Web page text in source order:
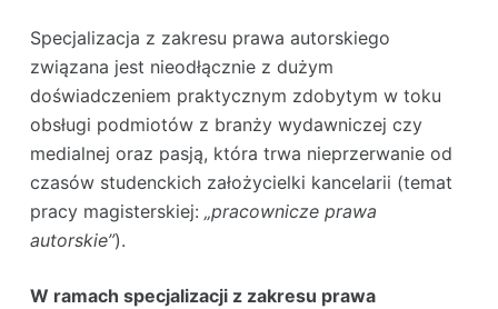
Specjalizacja z zakresu prawa autorskiego
związana jest nieodłącznie z dużym
doświadczeniem praktycznym zdobytym w toku
obsługi podmiotów z branży wydawniczej czy
medialnej oraz pasją, która trwa nieprzerwanie od
czasów studenckich założycielki kancelarii (temat
pracy magisterskiej: „pracownicze prawa
autorskie”).
W ramach specjalizacji z zakresu prawa